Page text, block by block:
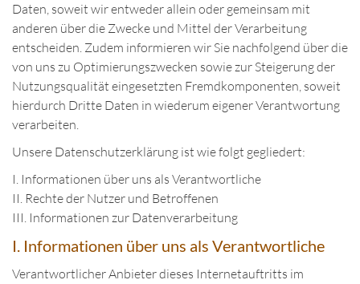
Daten, soweit wir entweder allein oder gemeinsam mit
anderen über die Zwecke und Mittel der Verarbeitung
entscheiden. Zudem informieren wir Sie nachfolgend über die
von uns zu Optimierungszwecken sowie zur Steigerung der
Nutzungsqualität eingesetzten Fremdkomponenten, soweit
hierdurch Dritte Daten in wiederum eigener Verantwortung
verarbeiten.
Unsere Datenschutzerklärung ist wie folgt gegliedert:
I. Informationen über uns als Verantwortliche
II. Rechte der Nutzer und Betroffenen
III. Informationen zur Datenverarbeitung
I. Informationen über uns als Verantwortliche
Verantwortlicher Anbieter dieses Internetauftritts im